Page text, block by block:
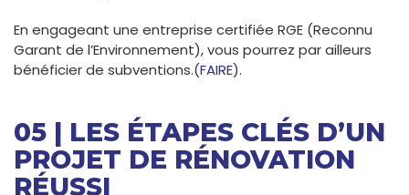
En engageant une entreprise certifiée RGE (Reconnu
Garant de l’Environnement), vous pourrez par ailleurs
bénéficier de subventions.(FAIRE).
05 | LES ÉTAPES CLÉS D’UN
PROJET DE RÉNOVATION
RÉUSSI